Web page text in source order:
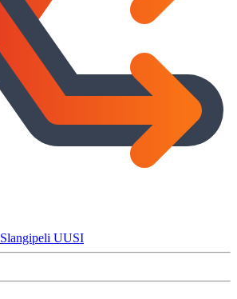
Slangipeli UUSI